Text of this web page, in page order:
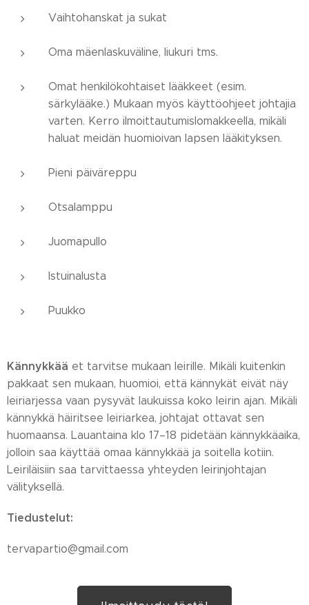
Vaihtohanskat ja sukat
Oma mäenlaskuväline, liukuri tms.
Omat henkilökohtaiset lääkkeet (esim.
särkylääke.) Mukaan myös käyttöohjeet johtajia
varten. Kerro ilmoittautumislomakkeella, mikäli
haluat meidän huomioivan lapsen lääkityksen.
Pieni päiväreppu
Otsalamppu
Juomapullo
Istuinalusta
Puukko
Kännykkää et tarvitse mukaan leirille. Mikäli kuitenkin
pakkaat sen mukaan, huomioi, että kännykät eivät näy
leiriarjessa vaan pysyvät laukuissa koko leirin ajan. Mikäli
kännykkä häiritsee leiriarkea, johtajat ottavat sen
huomaansa. Lauantaina klo 17–18 pidetään kännykkäaika,
jolloin saa käyttää omaa kännykkää ja soitella kotiin.
Leiriläisiin saa tarvittaessa yhteyden leirinjohtajan
välityksellä.
Tiedustelut:
tervapartio@gmail.com